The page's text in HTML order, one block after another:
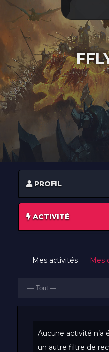
FAQ
NEWS
À PROPOS
CONTACT
PROFIL
ACTIVITÉ
Mes activités Mes
Activités du
Afficher
Aucune activité n’a
un autre filtre de